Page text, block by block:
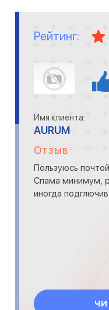
Рейтинг:
Имя клиента:
AURUM
Отзыв
Пользуюсь
Спама минимум,
иногда